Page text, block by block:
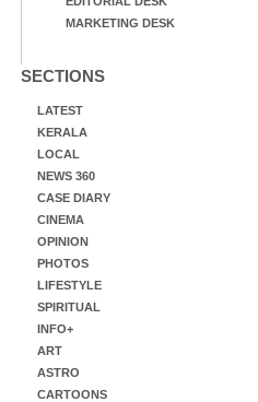
MARKETING DESK
SECTIONS
LATEST
KERALA
LOCAL
NEWS 360
CASE DIARY
CINEMA
OPINION
PHOTOS
LIFESTYLE
SPIRITUAL
INFO+
ART
ASTRO
CARTOONS